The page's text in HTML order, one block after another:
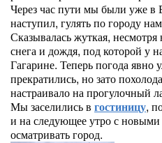
Через час пути мы были уже в
наступил, гулять по городу
Сказывалась жуткая,
снега и дождя, под которой у
Гагарине. Теперь погода явно
прекратились, но зато
настраивало на прогулочный
Мы заселились в гостиницу,
и на следующее утро с
осматривать город.